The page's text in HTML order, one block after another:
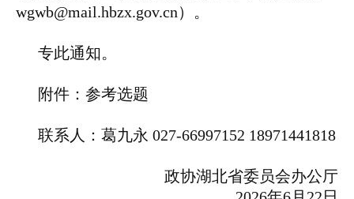
wgwb@mail.hbzx.gov.cn）。
专此通知。
附件：参考选题
联系人：葛九永 027-66997152 18971441818
政协湖北省委员会办公厅